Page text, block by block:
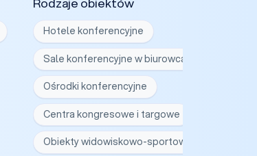
Hotele konferencyjne
Sale konferencyjne w biurowcach
Ośrodki konferencyjne
Centra kongresowe i targowe
Obiekty widowiskowo-sportowe